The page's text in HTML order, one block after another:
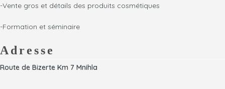
-Vente gros et détails des produits cosmétiques
-Formation et séminaire
Adresse
Route de Bizerte Km 7 Mnihla